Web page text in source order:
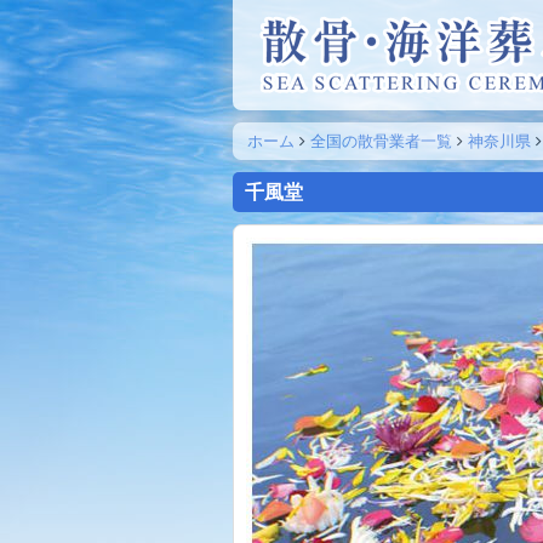
ホーム 全国の散骨業者一覧 神奈川県
千風堂